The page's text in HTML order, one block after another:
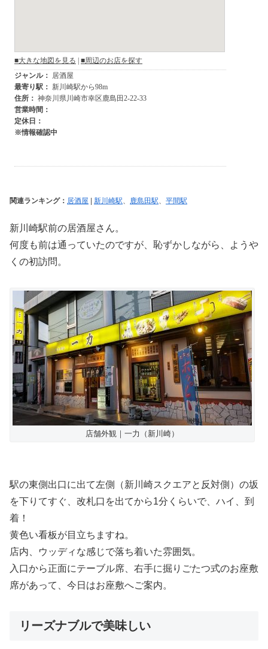
関連ランキング： 居酒屋 | 新川崎駅、 鹿島田駅、 平間駅
新川崎駅前の居酒屋さん。
何度も前は通っていたのですが、恥ずかしながら、ようや
くの初訪問。
店舗外観｜一力（新川崎）
駅の東側出口に出て左側（新川崎スクエアと反対側）の坂
を下りてすぐ、改札口を出てから1分くらいで、ハイ、到
着！
黄色い看板が目立ちますね。
店内、ウッディな感じで落ち着いた雰囲気。
入口から正面にテーブル席、右手に掘りごたつ式のお座敷
席があって、今日はお座敷へご案内。
リーズナブルで美味しい